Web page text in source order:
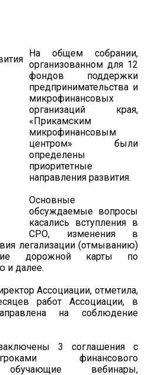
На общем собрании,
организованном для 12
фондов поддержки
предпринимательства и
микрофинансовых
организаций края,
«Прикамским
микрофинансовым
центром» были
определены
приоритетные
направления развития.
Основные
обсуждаемые вопросы
касались вступления в
СРО, изменения в
легализации (отмыванию)
дорожной карты по
и далее.
Ассоциации, отметила,
работ Ассоциации, в
на соблюдение
3 соглашения с
финансового
обучающие вебинары,